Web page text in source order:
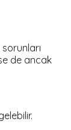
de ancak